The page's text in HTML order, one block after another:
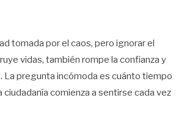
tomada por el caos, pero ignorar el
vidas, también rompe la confianza y
La pregunta incómoda es cuánto tiempo
comienza a sentirse cada vez